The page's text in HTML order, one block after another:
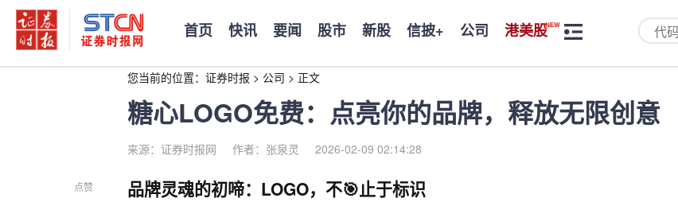
首页 快讯 要闻 股市 新股 信披+ 公司 港美股
您当前的位置： 证券时报 > 公司 > 正文
糖心LOGO免费：点亮你的品牌，释放无限创意
来源：证券时报网 作者：张泉灵 2026-02-09 02:14:28
点赞 品牌灵魂的初啼：LOGO，不🎯止于标识